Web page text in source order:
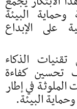
وحماية البيئة
على الإبداع
الذكاء
تحسين كفاءة
الملوثة في إطار
البيئة.